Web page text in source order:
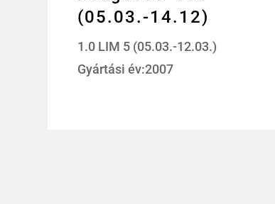
(05.03.-14.12)
1.0 LIM 5 (05.03.-12.03.)
Gyártási év:2007